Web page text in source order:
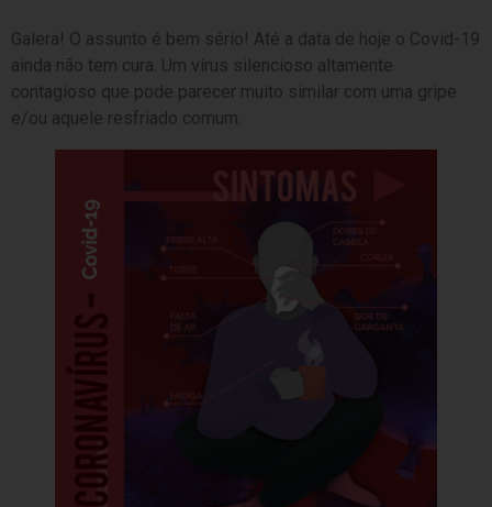
Galera! O assunto é bem sério! Até a data de hoje o Covid-19
ainda não tem cura. Um vírus silencioso altamente
contagioso que pode parecer muito similar com uma gripe
e/ou aquele resfriado comum.